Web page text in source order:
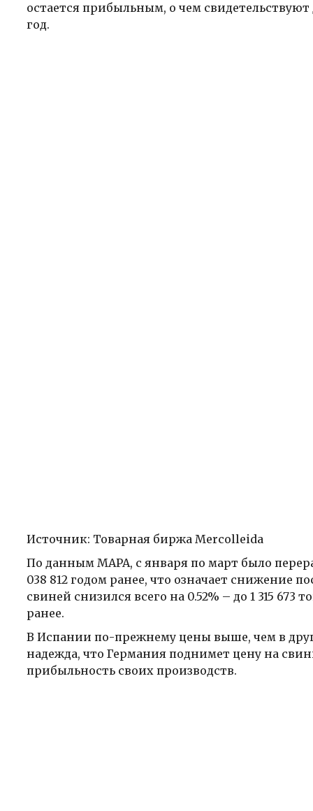
остается прибыльным, о чем
год.
Источник: Товарная биржа Mercolleida
По данным MAPA, с января по март было
038 812 годом ранее, что означает снижение
свиней снизился всего на 0.52% – до 1 315 673
ранее.
В Испании по-прежнему цены выше, чем в
надежда, что Германия поднимет цену на
прибыльность своих производств.